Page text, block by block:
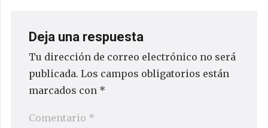
Deja una respuesta
Tu dirección de correo electrónico no será
publicada. Los campos obligatorios están
marcados con *